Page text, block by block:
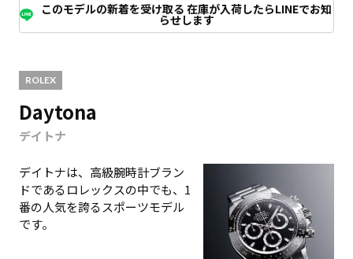
このモデルの新着を受け取る 在庫が入荷したらLINEでお知
らせします
ROLEX
Daytona
デイトナ
デイトナは、高級腕時計ブラン
ドであるロレックスの中でも、1
番の人気を誇るスポーツモデル
です。